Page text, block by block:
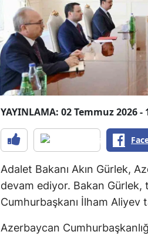
YAYINLAMA: 02 Temmuz 2026 -
Adalet Bakanı Akın Gürlek,
devam ediyor. Bakan Gürlek,
Cumhurbaşkanı İlham Aliyev
Azerbaycan